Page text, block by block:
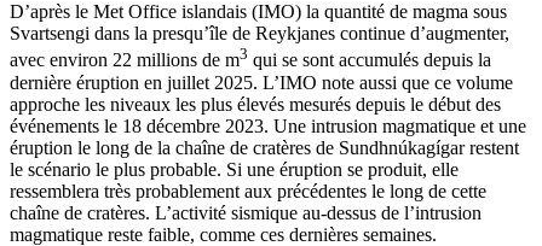
D’après le Met Office islandais (IMO) la quantité de magma sous
Svartsengi dans la presqu’île de Reykjanes continue d’augmenter,
avec environ 22 millions de m3 qui se sont accumulés depuis la
dernière éruption en juillet 2025. L’IMO note aussi que ce volume
approche les niveaux les plus élevés mesurés depuis le début des
événements le 18 décembre 2023. Une intrusion magmatique et une
éruption le long de la chaîne de cratères de Sundhnúkagígar restent
le scénario le plus probable. Si une éruption se produit, elle
ressemblera très probablement aux précédentes le long de cette
chaîne de cratères. L’activité sismique au-dessus de l’intrusion
magmatique reste faible, comme ces dernières semaines.